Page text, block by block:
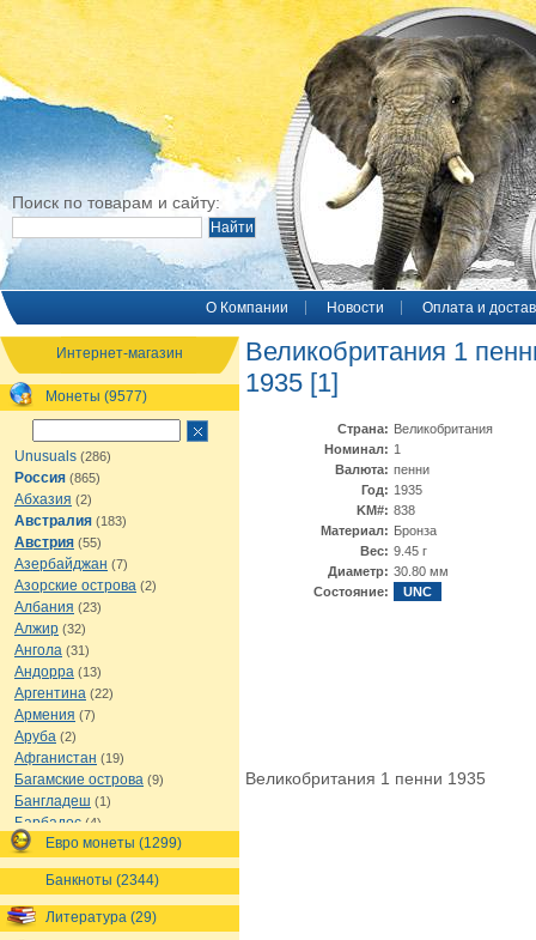
Поиск по товарам и сайту:
O Компании Новости Оплата и
Интернет-магазин
Монеты (9577)
Unusuals (286)
Россия (865)
Абхазия (2)
Австралия (183)
Австрия (55)
Азербайджан (7)
Азорские острова (2)
Албания (23)
Алжир (32)
Ангола (31)
Андорра (13)
Аргентина (22)
Армения (7)
Аруба (2)
Афганистан (19)
Багамские острова (9)
Бангладеш (1)
Барбадос (4)
Бахрейн(1)
Беларусь(18)
Белиз(16)
Бельгия(69)
Бельгийское Конго(4)
Евро монеты (1299)
Банкноты (2344)
Литература (29)
Великобритания 1
1935 [1]
Страна: Великобритания
Номинал: 1
Валюта: пенни
Год: 1935
KM#: 838
Материал: Бронза
Вес: 9.45 г
Диаметр: 30.80 мм
Состояние:
UNC
Великобритания 1 пенни 1935